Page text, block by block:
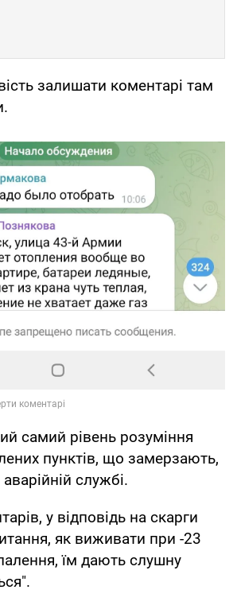
залишати коментарі там
самий рівень розуміння
пунктів, що замерзають,
службі.
у відповідь на скарги
як виживати при -23
їм дають слушну